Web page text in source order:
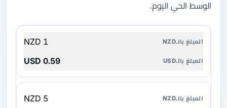
الوسط الحي اليوم.
بالـNZD
المبلغ
1 NZD
0.59 USD
5 NZD